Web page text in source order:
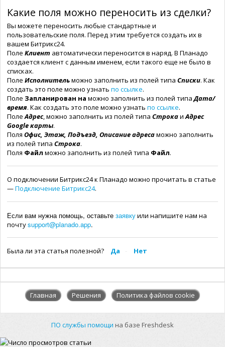
Какие поля можно переносить из сделки?
Вы можете переносить любые стандартные и
пользовательские поля. Перед этим требуется создать их в
вашем Битрикс24.
Поле Клиент автоматически переносится в наряд. В Планадо
создается клиент с данным именем, если такого еще не было в
списках.
Поле Исполнительможно заполнить из полей типа Списки. Как
создать это поле можно узнать по ссылке.
Поле Запланирован на можно заполнить из полей типаДата/
время. Как создать это поле можно узнать по ссылке.
ПолеАдрес, можно заполнить из полей типа СтрокаиАдрес
Google карты.
Поля Офис, Этаж, Подъезд, Описание адресаможно заполнить
из полей типа Строка.
Поля Файл можно заполнить из полей типа Файл.
О подключении Битрикс24 к Планадо можно прочитать в статье
—Подключение Битрикс24.
Если вам нужна помощь, оставьте заявкуили напишите нам на
почтуsupport@planado.app.
Была ли эта статья полезной? Да Нет
Главная Решения Политика файлов cookie
ПО службы помощи на базе Freshdesk